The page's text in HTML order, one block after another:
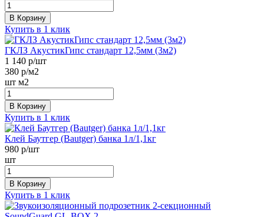
В Корзину
Купить в 1 клик
ГКЛЗ АкустикГипс стандарт 12,5мм (3м2)
1 140 р/шт
380 р/м2
шт м2
В Корзину
Купить в 1 клик
Клей Баутгер (Bautger) банка 1л/1,1кг
980 р/шт
шт
В Корзину
Купить в 1 клик